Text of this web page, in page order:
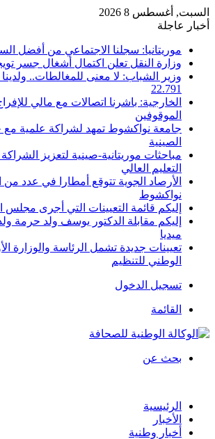
السبت, أغسطس 8 2026
أخبار عاجلة
موريتانيا: سجلنا الاجتماعي من أفضل
وزارة النقل تعلن اكتمال أشغال جسر
وزير الشباب: لا معنى للمغالطات.. ولدينا
22.791
الخارجية: باشرنا اتصالات مع مالي
الموقوفين
جامعة نواكشوط تمهد لشراكة علمية مع
الصينية
مباحثات موريتانية-صينية لتعزيز
التعليم العالي
الأرصاد الجوية تتوقع أمطارا في عدد من
نواكشوط
إليكم قائمة التعيينات التي أجرى مجلس
إليكم مقابلة الدكتور يوسف ولد حرمة ولد
ميديا
تعيينات جديدة تشمل الرئاسة والوزارة
الوطني للتنظيم
تسجيل الدخول
القائمة
بحث عن
الرئيسية
الأخبار
أخبار وطنية